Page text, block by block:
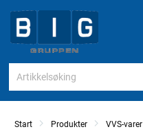
Start Produkter VVS-varer